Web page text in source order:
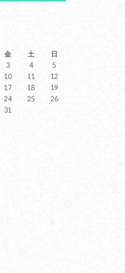
金 土
日
3 4
5
10 11
12
17 18
19
24 25
26
31